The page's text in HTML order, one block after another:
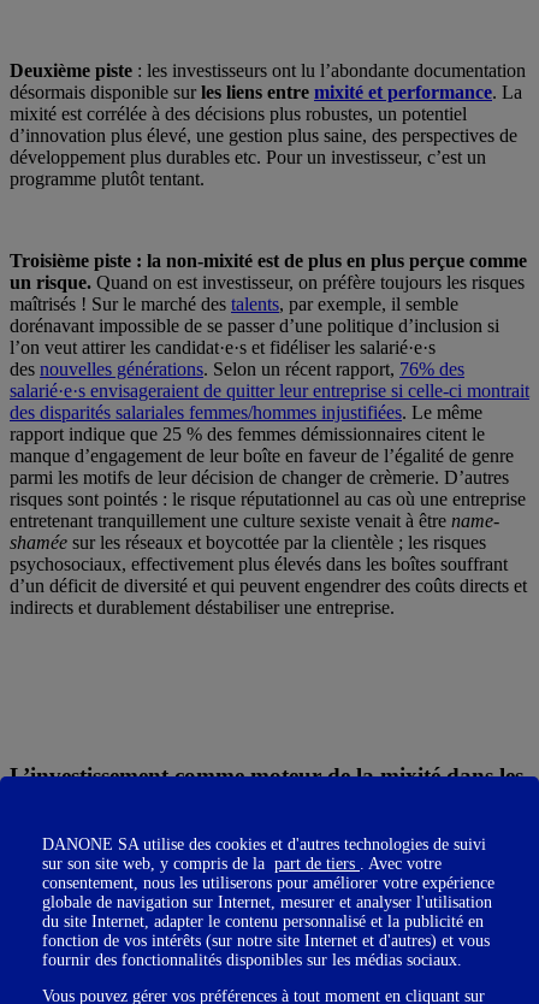
Deuxième piste : les investisseurs ont lu l’abondante documentation
désormais disponible surles liens entre mixité et performance. La
mixité est corrélée à des décisions plus robustes, un potentiel
d’innovation plus élevé, une gestion plus saine, des perspectives de
développement plus durables etc. Pour un investisseur, c’est un
programme plutôt tentant.
Troisième piste : la non-mixité est de plus en plus perçue comme
un risque. Quand on est investisseur, on préfère toujours les risques
maîtrisés ! Sur le marché des talents, par exemple, il semble
dorénavant impossible de se passer d’une politique d’inclusion si
l’on veut attirer les candidat·e·s et fidéliser les salarié·e·s
des nouvelles générations. Selon un récent rapport, 76% des
salarié·e·s envisageraient de quitter leur entreprise si celle-ci montrait
des disparités salariales femmes/hommes injustifiées. Le même
rapport indique que 25 % des femmes démissionnaires citent le
manque d’engagement de leur boîte en faveur de l’égalité de genre
parmi les motifs de leur décision de changer de crèmerie. D’autres
risques sont pointés : le risque réputationnel au cas où une entreprise
entretenant tranquillement une culture sexiste venait à être name-
shamée sur les réseaux et boycottée par la clientèle ; les risques
psychosociaux, effectivement plus élevés dans les boîtes souffrant
d’un déficit de diversité et qui peuvent engendrer des coûts directs et
indirects et durablement déstabiliser une entreprise.
L’investissement comme moteur de la mixité dans les
La prise de conscience est là, en témoigne le chiffre frappant sorti
l’étude BCG-Sista:les start-ups qui ont des équipes mixtes à
leur tête ont des chances 1,4 fois supérieures d’obtenir des
financementspar rapport aux start-ups dont l’équipe dirigeante est
exclusivement masculine. Mais il faut y apporter deux nuances :
DANONE SA utilise des cookies et d'autres technologies de suivi
sur son site web, y compris de la part de tiers
. Avec votre
consentement, nous les utiliserons pour améliorer votre expérience
globale de navigation sur Internet, mesurer et analyser l'utilisation
du site Internet, adapter le contenu personnalisé et la publicité en
fonction de vos intérêts (sur notre site Internet et d'autres) et vous
fournir des fonctionnalités disponibles sur les médias sociaux.
Vous pouvez gérer vos préférences à tout moment en cliquant sur